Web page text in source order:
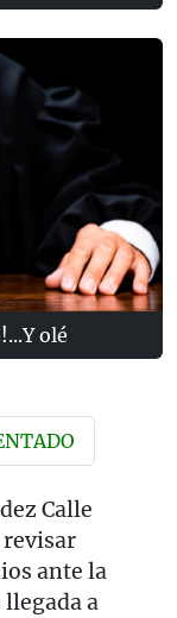
olé
Calle
ante la
a